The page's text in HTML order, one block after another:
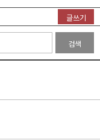
글쓰기
검색